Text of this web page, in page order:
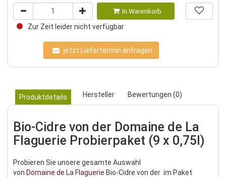
In Warenkorb
Zur Zeit leider nicht verfügbar
jetzt Liefertermin anfragen
Produktdetails Hersteller Bewertungen (0)
Bio-Cidre von der Domaine de La
Flaguerie Probierpaket (9 x 0,75l)
Probieren Sie unsere gesamte Auswahl
von Domaine de La Flaguerie Bio-Cidre von der im Paket